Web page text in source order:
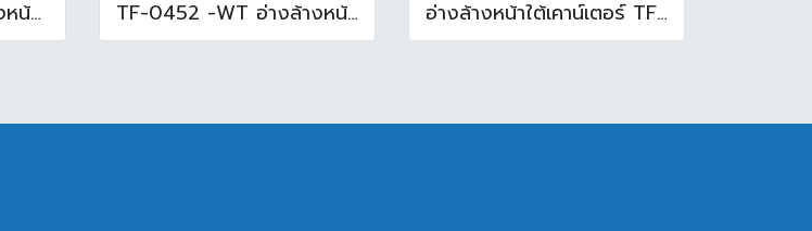
TF-0477-WT อ่างล้างหน้าบนเคาน์เตอร์ สีขาว TF-0452 -WT อ่างล้างหน้าบนเคาน์เตอร์ สีขาว อ่างล้างหน้าใต้เคาน์เตอร์ TF-0458 สีขาว